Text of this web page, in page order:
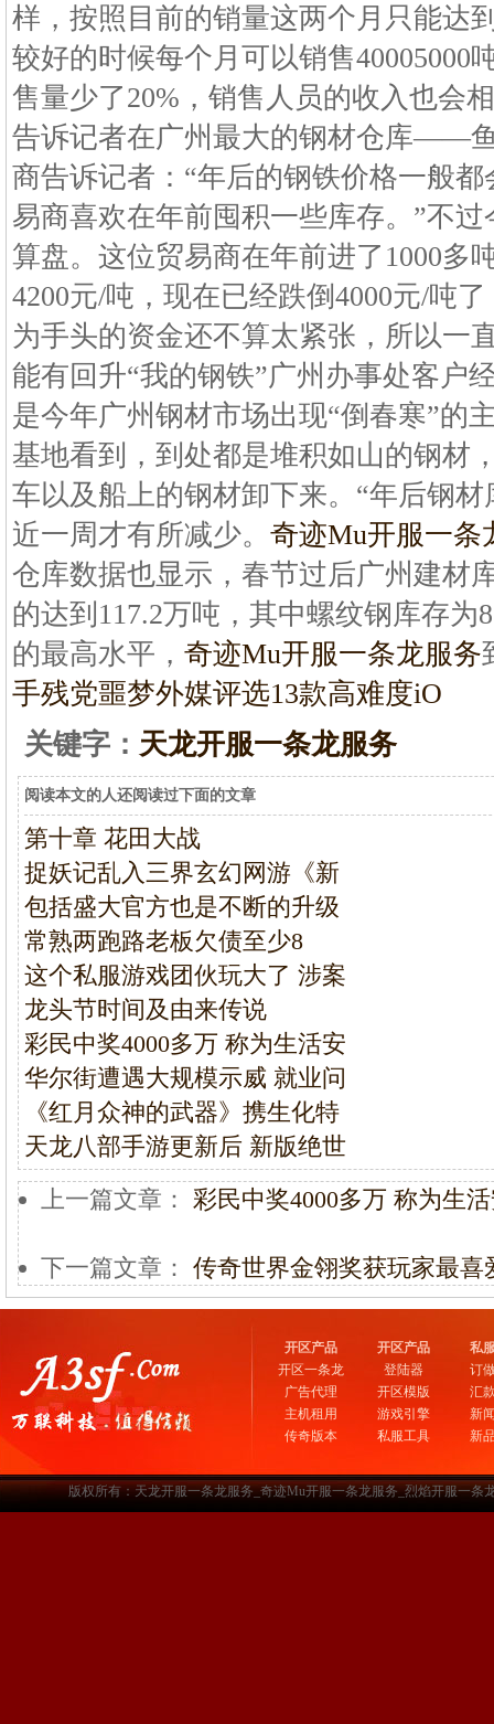
样，按照目前的销量这两个月只能达
较好的时候每个月可以销售40005000
售量少了20%，销售人员的收入也会
告诉记者在广州最大的钢材仓库——
商告诉记者：“年后的钢铁价格一般
易商喜欢在年前囤积一些库存。”不
算盘。这位贸易商在年前进了1000多
4200元/吨，现在已经跌倒4000元/吨
为手头的资金还不算太紧张，所以一
能有回升“我的钢铁”广州办事处客户
是今年广州钢材市场出现“倒春寒”的
基地看到，到处都是堆积如山的钢材
车以及船上的钢材卸下来。“年后钢
近一周才有所减少。 奇迹Mu开服一条
仓库数据也显示，春节过后广州建材
的达到117.2万吨，其中螺纹钢库存为
的最高水平， 奇迹Mu开服一条龙服务
手残党噩梦外媒评选13款高难度iO
关键字： 天龙开服一条龙服务
阅读本文的人还阅读过下面的文章
第十章 花田大战
捉妖记乱入三界玄幻网游《新
包括盛大官方也是不断的升级
常熟两跑路老板欠债至少8
这个私服游戏团伙玩大了 涉案
龙头节时间及由来传说
彩民中奖4000多万 称为生活安
华尔街遭遇大规模示威 就业问
《红月众神的武器》携生化特
天龙八部手游更新后 新版绝世
上一篇文章： 彩民中奖4000多万 称为生
下一篇文章： 传奇世界金翎奖获玩家最喜
开区产品
开区一条龙
广告代理
主机租用
传奇版本
开区产品
登陆器
开区模版
游戏引擎
私服工具
私
订
汇
新
新
版权所有：天龙开服一条龙服务_奇迹Mu开服一条龙服务_烈焰开服一条